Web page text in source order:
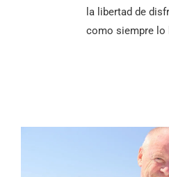
la libertad de
como siempre lo